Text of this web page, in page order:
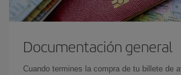
Documentación general
Cuando termines la compra de tu billete de